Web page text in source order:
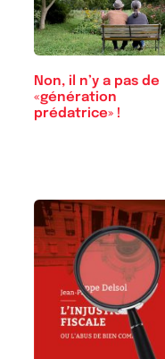
Non, il n’y a pas de
«génération
prédatrice» !